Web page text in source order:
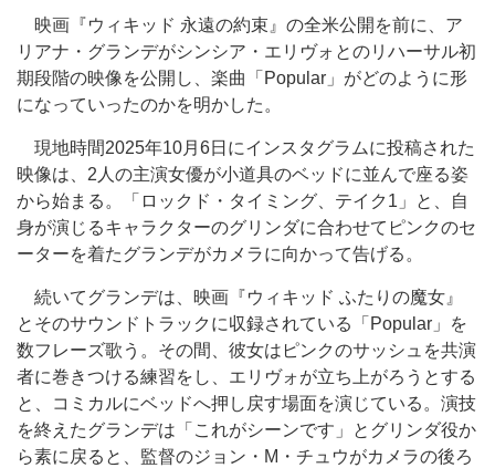
映画『ウィキッド 永遠の約束』の全米公開を前に、ア
リアナ・グランデがシンシア・エリヴォとのリハーサル初
期段階の映像を公開し、楽曲「Popular」がどのように形
になっていったのかを明かした。
現地時間2025年10月6日にインスタグラムに投稿された
映像は、2人の主演女優が小道具のベッドに並んで座る姿
から始まる。「ロックド・タイミング、テイク1」と、自
身が演じるキャラクターのグリンダに合わせてピンクのセ
ーターを着たグランデがカメラに向かって告げる。
続いてグランデは、映画『ウィキッド ふたりの魔女』
とそのサウンドトラックに収録されている「Popular」を
数フレーズ歌う。その間、彼女はピンクのサッシュを共演
者に巻きつける練習をし、エリヴォが立ち上がろうとする
と、コミカルにベッドへ押し戻す場面を演じている。演技
を終えたグランデは「これがシーンです」とグリンダ役か
ら素に戻ると、監督のジョン・M・チュウがカメラの後ろ